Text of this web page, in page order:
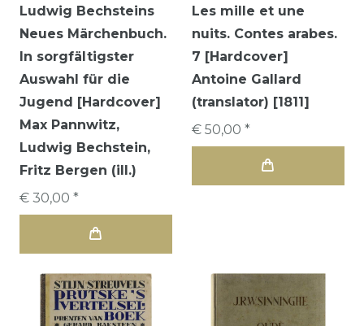
Ludwig Bechsteins
Neues Märchenbuch.
In sorgfältigster
Auswahl für die
Jugend [Hardcover]
Max Pannwitz,
Ludwig Bechstein,
Fritz Bergen (ill.)
€ 30,00 *
Les mille et une
nuits. Contes arabes.
7 [Hardcover]
Antoine Gallard
(translator) [1811]
€ 50,00 *